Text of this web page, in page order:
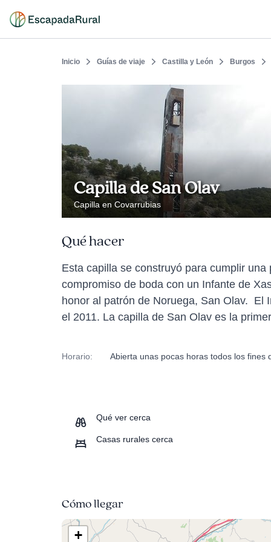
Inicio Guías de viaje Castilla y León Burgos
Capilla de San Olav
Capilla en Covarrubias
Qué hacer
Esta capilla se construyó para cumplir
compromiso de boda con un Infante de
honor al patrón de Noruega, San Olav. El
el 2011. La capilla de San Olav es la
Horario: Abierta unas pocas horas todos los fines
Qué ver cerca
Casas rurales cerca
Cómo llegar
+